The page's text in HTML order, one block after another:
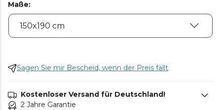
Maße:
Sagen Sie mir Bescheid, wenn der Preis fällt
Kostenloser Versand für Deutschland!
2 Jahre Garantie